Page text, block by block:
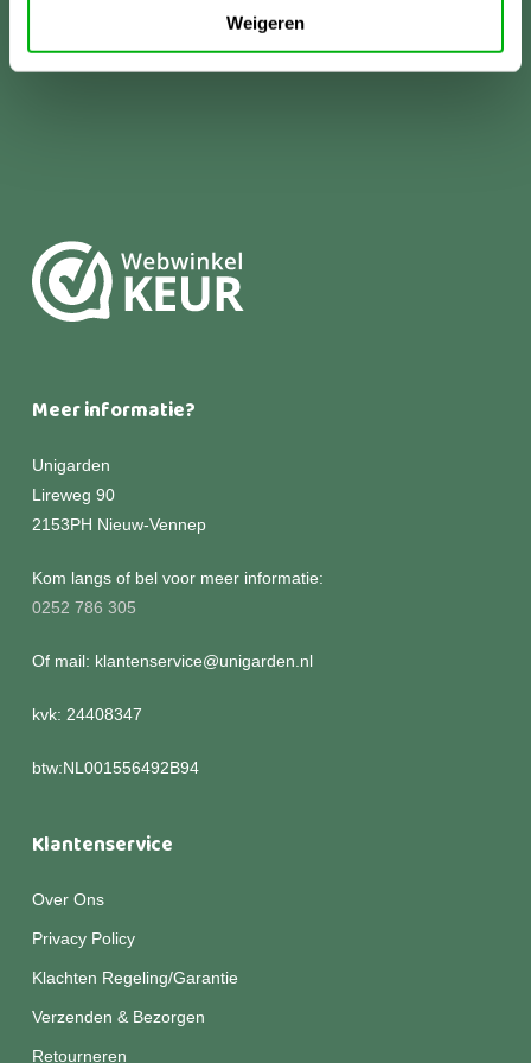
Weigeren
Meer informatie?
Unigarden
Lireweg 90
2153PH Nieuw-Vennep
Kom langs of bel voor meer informatie:
0252 786 305
Of mail: klantenservice@unigarden.nl
kvk: 24408347
btw:NL001556492B94
Klantenservice
Over Ons
Privacy Policy
Klachten Regeling/Garantie
Verzenden & Bezorgen
Retourneren